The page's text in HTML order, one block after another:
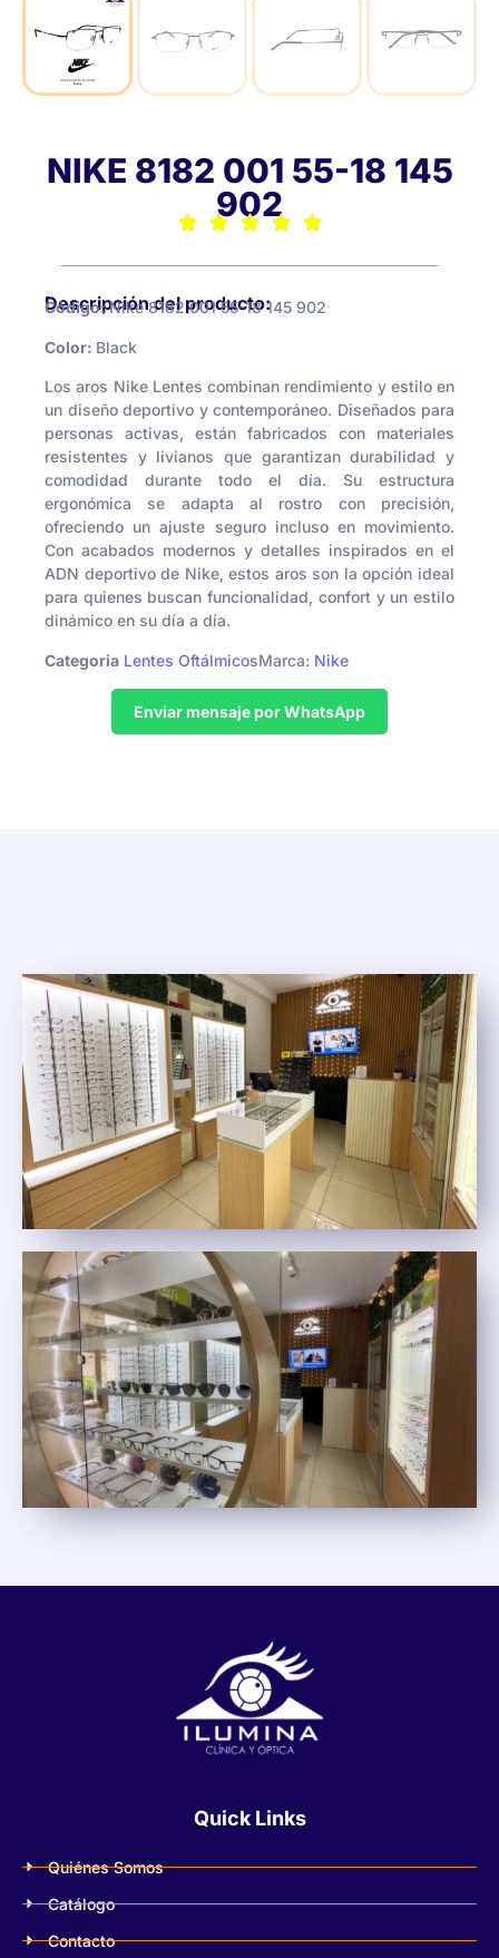
NIKE 8182 001 55-18 145
902
Descripción del producto:
Código:Nike 8182 001 55-18 145 902
Color: Black
Los aros Nike Lentes combinan rendimiento y estilo en
un diseño deportivo y contemporáneo. Diseñados para
personas activas, están fabricados con materiales
resistentes y livianos que garantizan durabilidad y
comodidad durante todo el día. Su estructura
ergonómica se adapta al rostro con precisión,
ofreciendo un ajuste seguro incluso en movimiento.
Con acabados modernos y detalles inspirados en el
ADN deportivo de Nike, estos aros son la opción ideal
para quienes buscan funcionalidad, confort y un estilo
dinámico en su día a día.
Categoria Lentes OftálmicosMarca: Nike
Enviar mensaje por WhatsApp
Quick Links
Quiénes Somos
Catálogo
Contacto